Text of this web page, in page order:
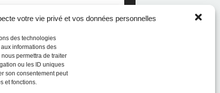
votre vie privé et vos données personnelles
des technologies
informations des
permettra de traiter
ou les ID uniques
son consentement peut
et fonctions.